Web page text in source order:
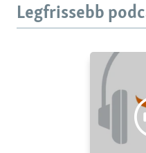
Legfrissebb